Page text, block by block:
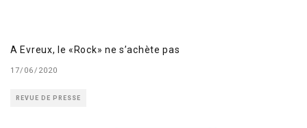
A Evreux, le «Rock» ne s’achète pas
17/06/2020
REVUE DE PRESSE